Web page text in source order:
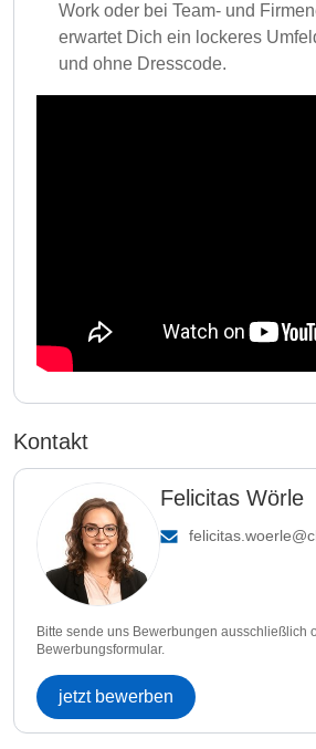
Work oder bei Team- und
erwartet Dich ein lockeres
und ohne Dresscode.
Kontakt
Felicitas Wörle
Bitte sende uns Bewerbungen ausschließlich
Bewerbungsformular.
jetzt bewerben